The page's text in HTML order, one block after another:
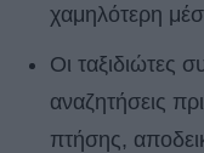
χαμηλότερη
Οι ταξιδιώτες
αναζητήσεις
πτήσης,